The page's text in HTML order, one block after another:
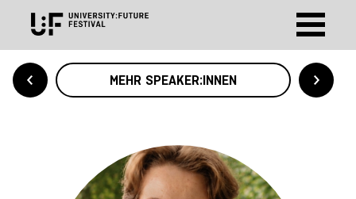
MEHR SPEAKER:INNEN